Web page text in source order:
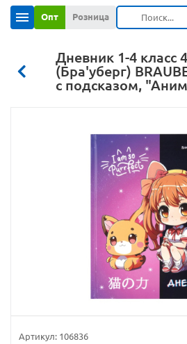
Опт Розница
Дневник 1-4 класс
(Бра'уберг)
с подсказом,
Артикул: 106836